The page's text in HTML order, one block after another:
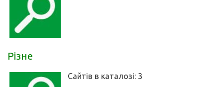
Різне
Сайтів в каталозі: 3